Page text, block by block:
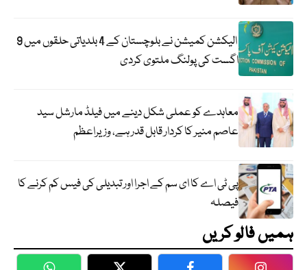
الیکشن کمیشن نے بلوچستان کے 4 بلدیاتی حلقوں میں 9
اگست کی پولنگ ملتوی کردی
معاہدے کو عملی شکل دینے میں فیلڈ مارشل سید
عاصم منیر کا کردار قابل قدر ہے، وزیراعظم
پی ٹی اے کا ای سم کے اجرا اور تبدیلی کی فیس کم کرنے کا
فیصلہ
ہمیں فالو کریں